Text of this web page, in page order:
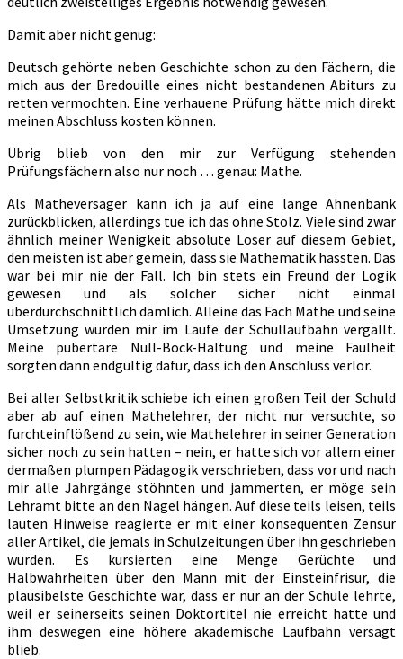
Damit aber nicht genug:
Deutsch gehörte neben Geschichte schon zu den Fächern, die
mich aus der Bredouille eines nicht bestandenen Abiturs zu
retten vermochten. Eine verhauene Prüfung hätte mich direkt
meinen Abschluss kosten können.
Übrig blieb von den mir zur Verfügung stehenden
Prüfungsfächern also nur noch … genau: Mathe.
Als Matheversager kann ich ja auf eine lange Ahnenbank
zurückblicken, allerdings tue ich das ohne Stolz. Viele sind zwar
ähnlich meiner Wenigkeit absolute Loser auf diesem Gebiet,
den meisten ist aber gemein, dass sie Mathematik hassten. Das
war bei mir nie der Fall. Ich bin stets ein Freund der Logik
gewesen und als solcher sicher nicht einmal
überdurchschnittlich dämlich. Alleine das Fach Mathe und seine
Umsetzung wurden mir im Laufe der Schullaufbahn vergällt.
Meine pubertäre Null-Bock-Haltung und meine Faulheit
sorgten dann endgültig dafür, dass ich den Anschluss verlor.
Bei aller Selbstkritik schiebe ich einen großen Teil der Schuld
aber ab auf einen Mathelehrer, der nicht nur versuchte, so
furchteinflößend zu sein, wie Mathelehrer in seiner Generation
sicher noch zu sein hatten – nein, er hatte sich vor allem einer
dermaßen plumpen Pädagogik verschrieben, dass vor und nach
mir alle Jahrgänge stöhnten und jammerten, er möge sein
Lehramt bitte an den Nagel hängen. Auf diese teils leisen, teils
lauten Hinweise reagierte er mit einer konsequenten Zensur
aller Artikel, die jemals in Schulzeitungen über ihn geschrieben
wurden. Es kursierten eine Menge Gerüchte und
Halbwahrheiten über den Mann mit der Einsteinfrisur, die
plausibelste Geschichte war, dass er nur an der Schule lehrte,
weil er seinerseits seinen Doktortitel nie erreicht hatte und
ihm deswegen eine höhere akademische Laufbahn versagt
blieb.